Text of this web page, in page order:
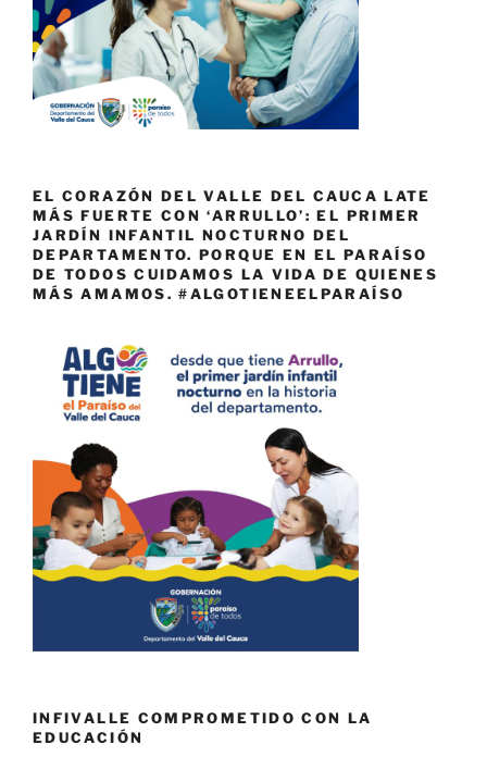
EL CORAZÓN DEL VALLE DEL CAUCA LATE
MÁS FUERTE CON ‘ARRULLO’: EL PRIMER
JARDÍN INFANTIL NOCTURNO DEL
DEPARTAMENTO. PORQUE EN EL PARAÍSO
DE TODOS CUIDAMOS LA VIDA DE QUIENES
MÁS AMAMOS. #ALGOTIENEELPARAÍSO
INFIVALLE COMPROMETIDO CON LA
EDUCACIÓN